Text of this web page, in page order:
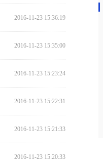
2016-11-23 15:36:19
2016-11-23 15:35:00
2016-11-23 15:23:24
2016-11-23 15:22:31
2016-11-23 15:21:33
2016-11-23 15:20:33